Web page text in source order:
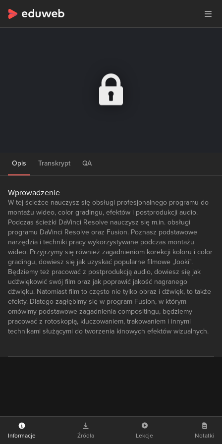
Opis Transkrypt QA
Wprowadzenie
W tej ścieżce nauczysz się obsługi profesjonalnego programu do
montażu wideo, color gradingu, efektów i postprodukcji audio.
Podczas ścieżki DaVinci Resolve nauczysz się m.in. obsługi
programu DaVinci Resolve oraz Fusion. Poznasz podstawowe
narzędzia i techniki pracy wykorzystywane podczas montażu
wideo. Przyjrzymy się również zagadnieniom korekcji koloru i color
gradingu, dowiesz się jak uzyskać popularne filmowe „looki".
Będziemy też pracować z postprodukcją audio, dowiesz się jak
udźwiękowić swój film oraz jak poprawić jakość nagranego
dźwięku. Natomiast film to często nie tylko obraz i dźwięk, to także
efekty. Dlatego zagłębimy się w program Fusion, w którym
omówimy podstawowe zagadnienia compositingu, będziemy
pracować z rotoskopią, kluczowaniem, trakowaniem i innymi
technikami służącymi do tworzenia kinowych efektów wizualnych.
Informacje Źródła Lekcje Notatki